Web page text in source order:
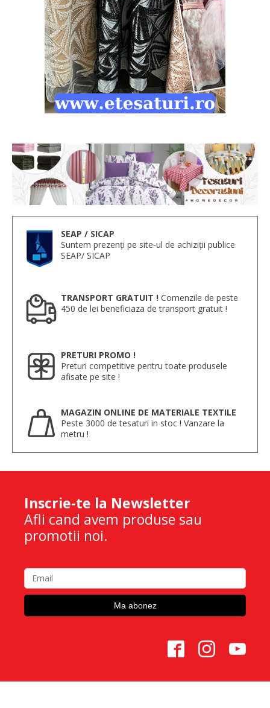
SEAP / SICAP
Suntem prezenți pe site-ul de achiziții publice
SEAP/ SICAP
TRANSPORT GRATUIT ! Comenzile de peste
450 de lei beneficiaza de transport gratuit !
PRETURI PROMO !
Preturi competitive pentru toate produsele
afisate pe site !
MAGAZIN ONLINE DE MATERIALE TEXTILE
Peste 3000 de tesaturi in stoc ! Vanzare la
metru !
Inscrie-te la Newsletter
Afli cand avem produse sau
promotii noi.